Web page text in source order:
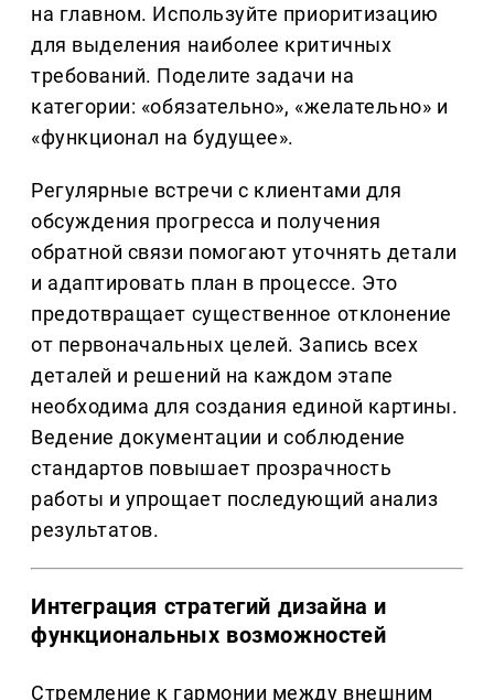
на главном. Используйте приоритизацию
для выделения наиболее критичных
требований. Поделите задачи на
категории: «обязательно», «желательно» и
«функционал на будущее».
Регулярные встречи с клиентами для
обсуждения прогресса и получения
обратной связи помогают уточнять детали
и адаптировать план в процессе. Это
предотвращает существенное отклонение
от первоначальных целей. Запись всех
деталей и решений на каждом этапе
необходима для создания единой картины.
Ведение документации и соблюдение
стандартов повышает прозрачность
работы и упрощает последующий анализ
результатов.
Интеграция стратегий дизайна и
функциональных возможностей
Стремление к гармонии между внешним